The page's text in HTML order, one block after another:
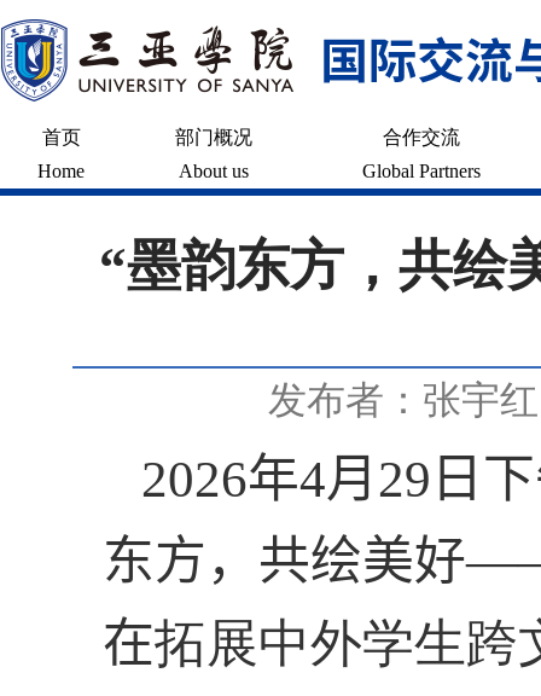
首页
Home
部门概况
About us
合作交流
Global Partners
“墨韵东方，共绘
发布者：张宇红
2026年4月 29 日
东方，共绘美好
在拓展中外学生跨